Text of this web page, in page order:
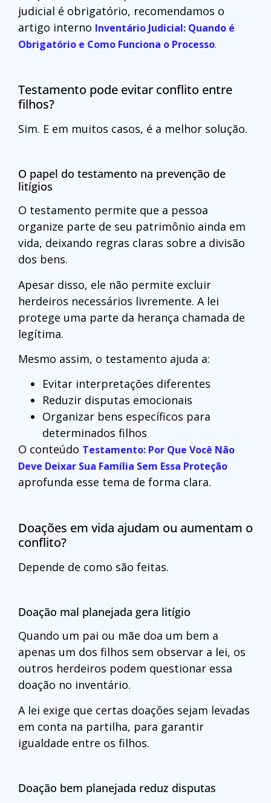
judicial é obrigatório, recomendamos o
artigo interno Inventário Judicial: Quando é
Obrigatório e Como Funciona o Processo.
Testamento pode evitar conflito entre
filhos?
Sim. E em muitos casos, é a melhor solução.
O papel do testamento na prevenção de
litígios
O testamento permite que a pessoa
organize parte de seu patrimônio ainda em
vida, deixando regras claras sobre a divisão
dos bens.
Apesar disso, ele não permite excluir
herdeiros necessários livremente. A lei
protege uma parte da herança chamada de
legítima.
Mesmo assim, o testamento ajuda a:
Evitar interpretações diferentes
Reduzir disputas emocionais
Organizar bens específicos para
determinados filhos
O conteúdo Testamento: Por Que Você Não
Deve Deixar Sua Família Sem Essa Proteção
aprofunda esse tema de forma clara.
Doações em vida ajudam ou aumentam o
conflito?
Depende de como são feitas.
Doação mal planejada gera litígio
Quando um pai ou mãe doa um bem a
apenas um dos filhos sem observar a lei, os
outros herdeiros podem questionar essa
doação no inventário.
A lei exige que certas doações sejam levadas
em conta na partilha, para garantir
igualdade entre os filhos.
Doação bem planejada reduz disputas